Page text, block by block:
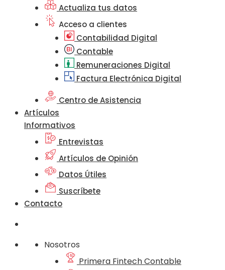
Actualiza tus datos
Acceso a clientes
Contabilidad Digital
Contable
Remuneraciones Digital
Factura Electrónica Digital
Centro de Asistencia
Artículos
Informativos
Entrevistas
Artículos de Opinión
Datos Útiles
Suscríbete
Contacto
Nosotros
Primera Fintech Contable